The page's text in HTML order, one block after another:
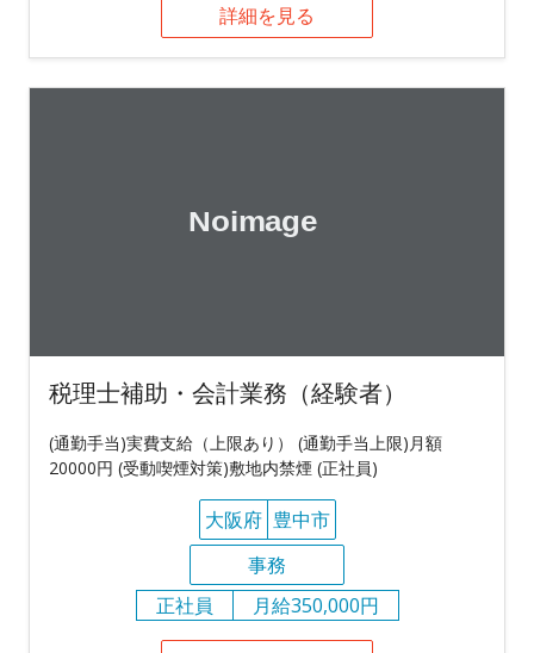
詳細を見る
税理士補助・会計業務（経験者）
(通勤手当)実費支給（上限あり） (通勤手当上限)月額
20000円 (受動喫煙対策)敷地内禁煙 (正社員)
大阪府 豊中市
事務
正社員
月給350,000円